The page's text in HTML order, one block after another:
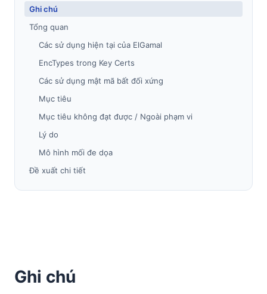
Ghi chú
Tổng quan
Các sử dụng hiện tại của ElGamal
EncTypes trong Key Certs
Các sử dụng mật mã bất đối xứng
Mục tiêu
Mục tiêu không đạt được / Ngoài phạm vi
Lý do
Mô hình mối đe dọa
Đề xuất chi tiết
Các mẫu Handshake
Ghi chú